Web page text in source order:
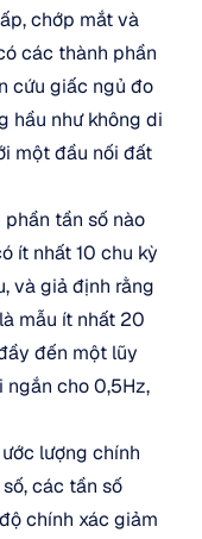
chớp mắt và
các thành phần
cứu giấc ngủ đo
hầu như không di
một đầu nối đất
tần số nào
ít nhất 10 chu kỳ
và giả định rằng
mẫu ít nhất 20
đến một lũy
ngắn cho 0,5Hz,
lượng chính
các tần số
chính xác giảm